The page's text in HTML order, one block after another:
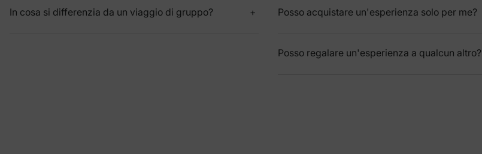
In cosa si differenzia da un viaggio di gruppo? Posso acquistare un'esperienza solo per me?
Posso regalare un'esperienza a qualcun altro?